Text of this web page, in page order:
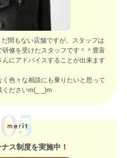
だ間もない店舗ですが、スタッフは
修を受けたスタッフです＾＾豊富
にアドバイスすることが出来ます
く色々な相談にも乗りたいと思って
くださいm(_ _)m
ス制度を実施中！